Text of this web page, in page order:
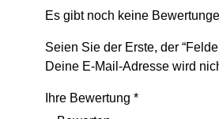
Es gibt noch keine
Seien Sie der Erste, der
Deine E-Mail-Adresse wird
Ihre Bewertung *